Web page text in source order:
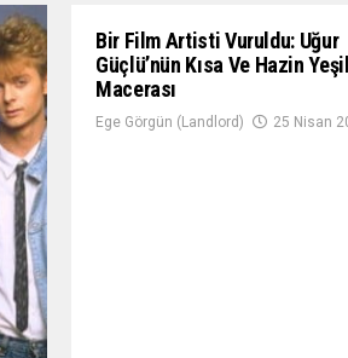
Bir Film Artisti Vuruldu: Uğur
Güçlü’nün Kısa Ve Hazin
Macerası
Ege Görgün (Landlord) 25 Nisan